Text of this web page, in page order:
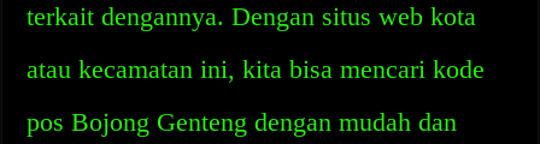
terkait dengannya. Dengan situs web kota
atau kecamatan ini, kita bisa mencari kode
pos Bojong Genteng dengan mudah dan